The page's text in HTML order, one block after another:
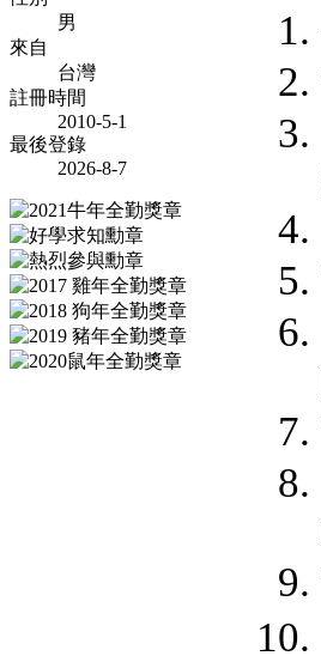
男
來自
台灣
註冊時間
2010-5-1
最後登錄
2026-8-7